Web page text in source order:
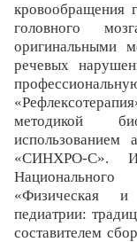
кровообращения
головного
оригинальными
речевых
методикой
использованием
«СИНХРО-С».
Национального
«Физическая
педиатрии:
составителем